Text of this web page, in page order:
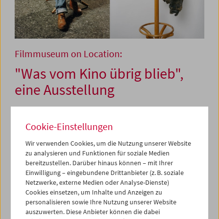
Filmmuseum on Location:
"Was vom Kino übrig blieb",
eine Ausstellung
Ab Februar 2018
Filmmuseum ist auch: "Klumpert", Abfall der Film- und
Kinogeschichte. So wie Abfallhaufen den Archäologen
Aufschlüsse über die Alltagskultur und Gewohnheit
prähistorischer Bevölkerungen erlauben, so eignen sich
die physischen "Nebenprodukte" der Filmgeschichte,
Schlaglichter auf das Kino als gesellschaftliche und
technologische Fantasie und globale Industrie zu werfen.
Cookie-Einstellungen
Wir verwenden Cookies, um die Nutzung unserer Website
zu analysieren und Funktionen für soziale Medien
bereitzustellen. Darüber hinaus können – mit Ihrer
Einwilligung – eingebundene Drittanbieter (z. B. soziale
Netzwerke, externe Medien oder Analyse-Dienste)
Cookies einsetzen, um Inhalte und Anzeigen zu
personalisieren sowie Ihre Nutzung unserer Website
auszuwerten. Diese Anbieter können die dabei